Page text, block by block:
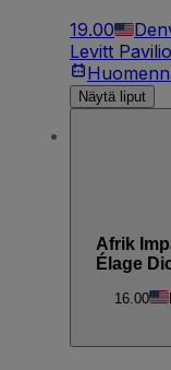
19.00
Levitt
Näytä liput
Afrik
Élage
16.00